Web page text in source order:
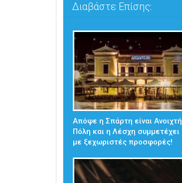
Διαβάστε Επίσης:
Απόψε η Σπάρτη είναι Ανοιχτή
Πόλη και η Λέσχη συμμετέχει
με ξεχωριστές προσφορές!